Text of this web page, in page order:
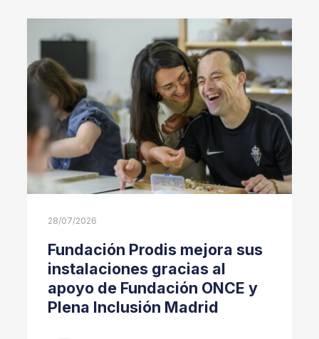
28/07/2026
Fundación Prodis mejora sus
instalaciones gracias al
apoyo de Fundación ONCE y
Plena Inclusión Madrid